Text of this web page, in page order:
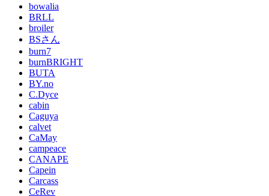
bowalia
BRLL
broiler
BSさん
burn7
burnBRIGHT
BUTA
BY.no
C.Dyce
cabin
Caguya
calvet
CaMay
campeace
CANAPE
Capein
Carcass
CeRev